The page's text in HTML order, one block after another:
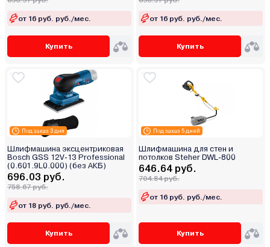
от 16 руб. руб./мес.
Купить
от 16 руб. руб./мес.
Купить
Под заказ 3 дня
Шлифмашина эксцентриковая
Bosch GSS 12V-13 Professional
(0.601.9L0.000) (без АКБ)
696.03 руб.
758.67 руб.
от 18 руб. руб./мес.
Купить
Под заказ 5 дней
Шлифмашина для стен и
потолков Steher DWL-800
646.64 руб.
704.84 руб.
от 16 руб. руб./мес.
Купить